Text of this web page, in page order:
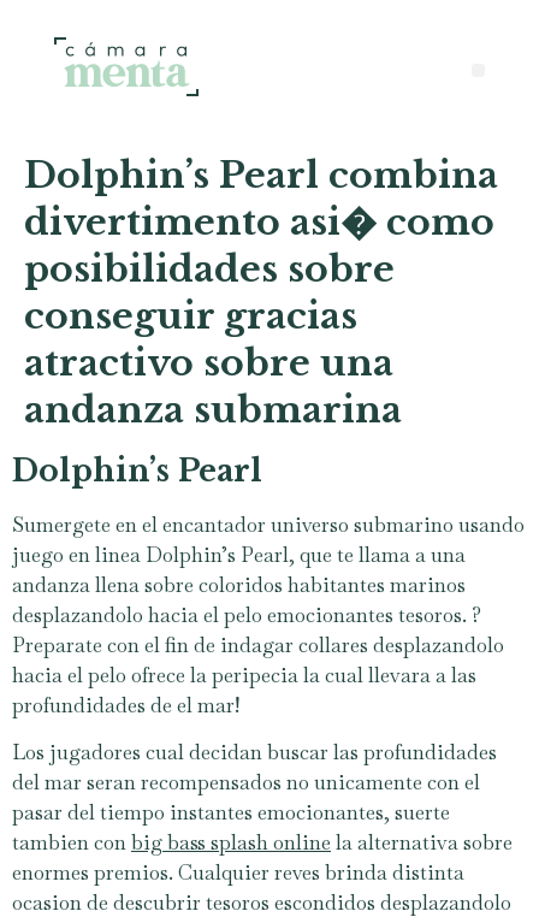
Dolphin’s Pearl combina
divertimento asi� como
posibilidades sobre
conseguir gracias
atractivo sobre una
andanza submarina
Dolphin’s Pearl
Sumergete en el encantador universo submarino usando
juego en linea Dolphin’s Pearl, que te llama a una
andanza llena sobre coloridos habitantes marinos
desplazandolo hacia el pelo emocionantes tesoros. ?
Preparate con el fin de indagar collares desplazandolo
hacia el pelo ofrece la peripecia la cual llevara a las
profundidades de el mar!
Los jugadores cual decidan buscar las profundidades
del mar seran recompensados no unicamente con el
pasar del tiempo instantes emocionantes, suerte
tambien conbig bass splash online la alternativa sobre
enormes premios. Cualquier reves brinda distinta
ocasion de descubrir tesoros escondidos desplazandolo